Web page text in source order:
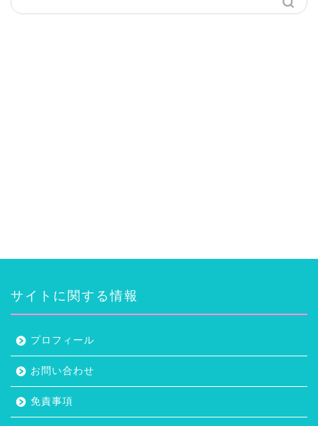
サイトに関する情報
プロフィール
お問い合わせ
免責事項